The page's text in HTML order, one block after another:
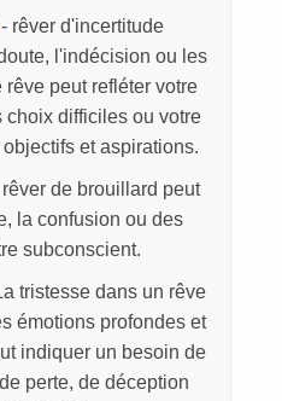
rêver d'incertitude
l'indécision ou les
peut refléter votre
choix difficiles ou votre
et aspirations.
rêver de brouillard peut
la confusion ou des
subconscient.
tristesse dans un rêve
émotions profondes et
indiquer un besoin de
perte, de déception